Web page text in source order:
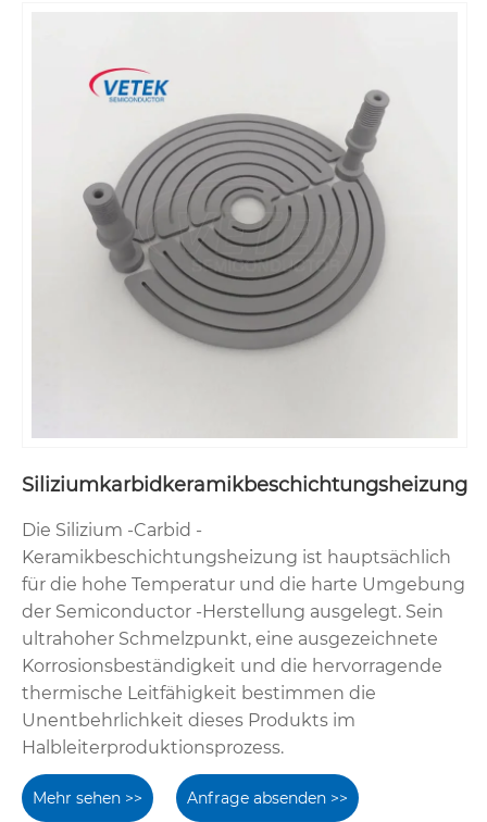
Siliziumkarbidkeramikbeschichtungsheizung
Die Silizium -Carbid -
Keramikbeschichtungsheizung ist hauptsächlich
für die hohe Temperatur und die harte Umgebung
der Semiconductor -Herstellung ausgelegt. Sein
ultrahoher Schmelzpunkt, eine ausgezeichnete
Korrosionsbeständigkeit und die hervorragende
thermische Leitfähigkeit bestimmen die
Unentbehrlichkeit dieses Produkts im
Halbleiterproduktionsprozess.
Mehr sehen >> Anfrage absenden >>